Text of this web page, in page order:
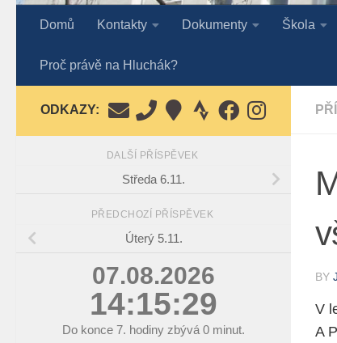
Domů Kontakty Dokumenty Škola
Proč právě na Hluchák?
BY
V
A
ODKAZY:
DALŠÍ PŘÍSPĚVEK
Středa 6.11.
PŘEDCHOZÍ PŘÍSPĚVEK
Úterý 5.11.
07.08.2026
14:15:29
Do konce 7. hodiny zbývá 0 minut.